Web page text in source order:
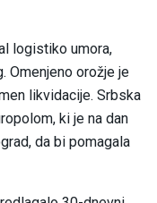
logistiko umora,
Omenjeno orožje je
likvidacije. Srbska
ki je na dan
da bi pomagala